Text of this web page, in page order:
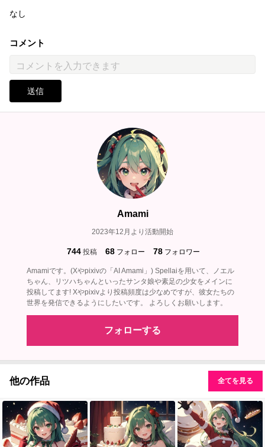
なし
コメント
送信
Amami
2023年12月より活動開始
744 投稿 68 フォロー 78 フォロワー
Amamiです。(Xやpixivの「AI Amami」) Spellaiを用いて、ノエル
ちゃん、リツハちゃんといったサンタ娘や素足の少女をメインに
投稿してます! Xやpixivより投稿頻度は少なめですが、彼女たちの
世界を発信できるようにしたいです。 よろしくお願いします。
フォローする
他の作品 全てを見る